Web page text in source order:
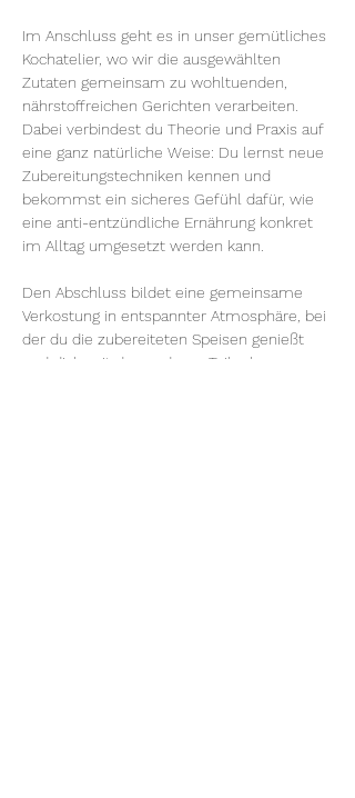
Im Anschluss geht es in unser gemütliches
Kochatelier, wo wir die ausgewählten
Zutaten gemeinsam zu wohltuenden,
nährstoffreichen Gerichten verarbeiten.
Dabei verbindest du Theorie und Praxis auf
eine ganz natürliche Weise: Du lernst neue
Zubereitungstechniken kennen und
bekommst ein sicheres Gefühl dafür, wie
eine anti-entzündliche Ernährung konkret
im Alltag umgesetzt werden kann.
Den Abschluss bildet eine gemeinsame
Verkostung in entspannter Atmosphäre, bei
der du die zubereiteten Speisen genießt
und dich mit den anderen Teilnehmern